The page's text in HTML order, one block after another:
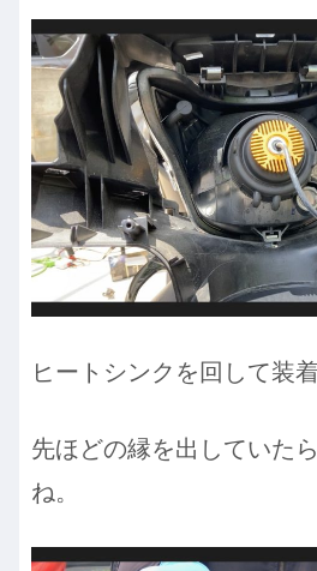
ヒートシンクを回して装着
先ほどの縁を出していた
ね。